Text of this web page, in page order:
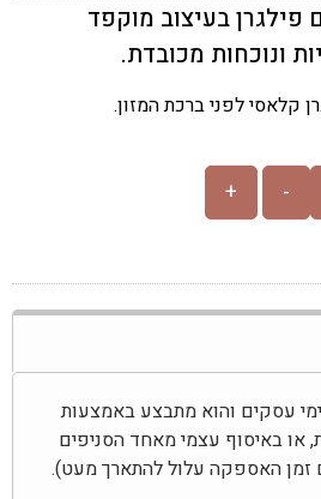
פילגרן בעיצוב מוקפד
ונוכחות מכובדת.
קלאסי לפני ברכת המזון.
-
+
המשלוח ימסר תוך 5-7 ימי עסקים והוא מתבצע באמצעות
או באיסוף עצמי מאחד הסניפים
זמן האספקה עלול להתארך מעט).